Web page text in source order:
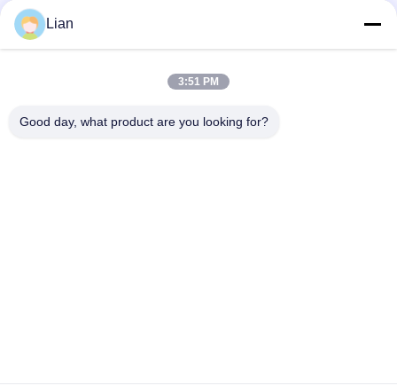
242kv 150MVA off การโหลดน้ำมันอุตสาหกรรมย่อยสถานีย่อย
Compact Transformer
12kV Zbw ซีรีส์หม้อแปลงไฟฟ้าขนาดกะทัดรัดสำเร็จรูปที่มี
สถานที่ย้ายย้ายภายนอก
Lian
3:51 PM
Good day, what product are you looking for?